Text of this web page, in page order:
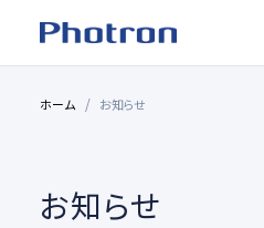
ホーム お知らせ
お知らせ